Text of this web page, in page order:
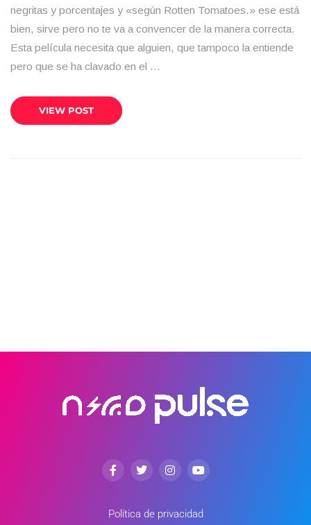
negritas y porcentajes y «según Rotten Tomatoes.» ese está
bien, sirve pero no te va a convencer de la manera correcta.
Esta película necesita que alguien, que tampoco la entiende
pero que se ha clavado en el …
VIEW POST
Política de privacidad